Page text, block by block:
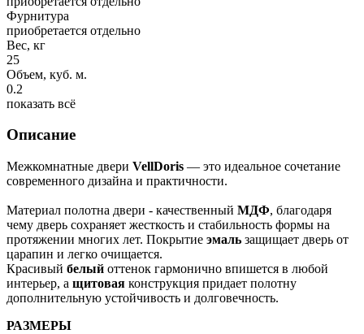
Фурнитура
приобретается отдельно
Вес, кг
25
Объем, куб. м.
0.2
показать всё
Описание
Межкомнатные двери VellDoris — это идеальное сочетание
современного дизайна и практичности.
Материал полотна двери - качественный МДФ, благодаря
чему дверь сохраняет жесткость и стабильность формы на
протяжении многих лет. Покрытие эмаль защищает дверь от
царапин и легко очищается.
Красивый белый оттенок гармонично впишется в любой
интерьер, а щитовая конструкция придает полотну
дополнительную устойчивость и долговечность.
РАЗМЕРЫ